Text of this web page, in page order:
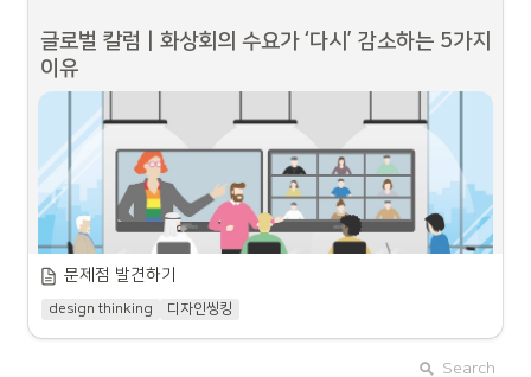
생성형 AI 스마트폰은 온디바이스 AI 모델을 더 빠르고 효율적으로 실행할 수
있다. 또한 생성형 AI 스마트폰은 int-8 데이터 유형, 즉 8비트 정수를 사용해
초당 30테라 연산(TOPS) 또는 그 이상의 NPU를 활용할 수 있다.
업그레이드 주기
는 스마트폰의 생성형 AI 기능이 업그레이드 주기를 촉진해 하드웨어 제조업체
와 앱 개발자 모두에게 중요한 기회를 제공할 것이라고 설명했다.IDC에 따르면
생성형 AI 스마트폰의 성장률은 2025년까지 이어져 출하량이 전년 대비
73.1% 증가할 전망이다. IDC는 2028년까지 연평균 성장률(CAGR)은 78.4%
에 달해 2028년에는 9억 1,200만 대의 생성형 AI 스마트폰이 출하될 것이라
고 내다봤다.IDC의 포팔은 “스마트폰에 생성형 AI가 이처럼 빠르게 도입되는
것은 모바일 역사상 전례 없는 일이다. 첫 3년 내 시장 보급률이 60%를 넘어설
것으로 예상된다. 2026년쯤에는 중급형 기기에 이 기술이 채택돼 생성형 AI 대
ciokr@idg.co.kr
원문보기:
에 통합되어 있으며, 비즈니스 채팅이라는 새로운 기능도 제공합니다. 비즈니
스 채팅은 사용자가 자연어 프롬프트를 입력하면 앱의 모든 데이터를 기반으로
업 및 커뮤니케이션을 개선하여, 비즈니스 환경에서 더 나은 결과를 이끌어낼
수 있도록 도와줍니다. 이 혁신적인 기술을 통해 마이크로소프트는 더욱 스마
트하고 편리한 업무 경험을 제공하며, 기업과 개인의 성공을 지원하고자 한다
고 하니 많은 관심을 가지고 지켜볼 필요가 있을 것 같습니다.
인기 끝내주는 눈달린 챗GPT 'AskUp' 카톡 챗봇... 3
의 스펙을 갖춘 스마트폰
◦
오포 파인드 X4: 6.7인치 AMOLED 디스플레이, 12GB RAM,
256GB 저장공간, 4500mAh 배터리, 5G 지원, 50MP 카메라 등
의 스펙을 갖춘 스마트폰
◦
모토로라 엣지 30: 6.8인치 OLED 디스플레이, 8GB RAM, 128GB
저장공간, 5000mAh 배터리, 5G 지원, 108MP 카메라 등의 스펙
을 갖춘 스마트폰
◦
LG 벨벳 2: 6.8인치 OLED 디스플레이, 8GB RAM, 128GB 저장공
간, 4300mAh 배터리, 5G 지원, 48MP 카메라 등의 스펙을 갖춘
[템터뷰] 드라이브스루 하이패스 결제 도입한 맥도날드 "기술로 고객이 더 편하게"
집 근처에 주말 오전이면 항상 붐비
는 곳이 있다. 맥도날드 드라이브스
루 매장이다. 주말에 느지막이 일어
난 사람들이 간단하게 아침겸 점심
을 해결하느라 차량이 길게 줄지어
서 있는 모습이 종종 보인다.특히
신종 코로나바이러스 감염증(코로
나19)은 우리에게 드라이브스루를
더 익숙하게 만들었다. 코로나 이전
보다 확실히 더 많은 사람들이 드라
이브스루 매장을 이용한다. 그러다
보니 자연스럽게 최근 유통업계 화
두 중 하나가 드라이브스루가 됐다.
효율적으로 드라이브스루 매장을
다.'드라이브스루'의 원조 맥도날드
메타도 Generative AI 언어모델 라마(LLaMA) 공개
글로벌 칼럼 | 화상회의 수요가 ‘다시’ 감소하는 5가지
이유
문제점 발견하기
design thinking 디자인씽킹
Search